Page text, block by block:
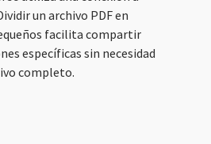
un archivo PDF en
facilita compartir
específicas sin necesidad
completo.